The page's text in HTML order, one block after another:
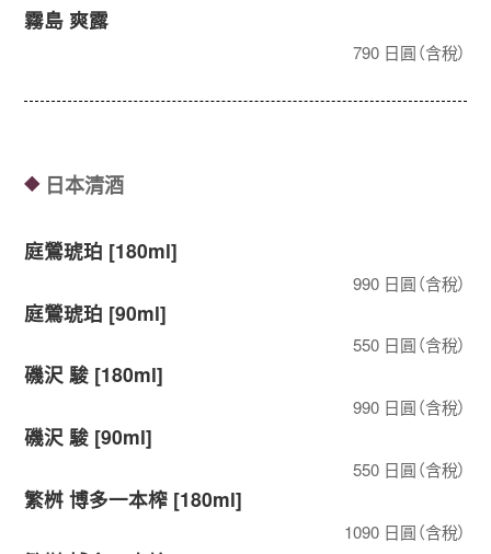
霧島 爽露
790 日圓（含稅）
◆日本清酒
庭鶯琥珀 [180ml]
990 日圓（含稅）
庭鶯琥珀 [90ml]
550 日圓（含稅）
磯沢 駿 [180ml]
990 日圓（含稅）
磯沢 駿 [90ml]
550 日圓（含稅）
繁桝 博多一本榨 [180ml]
1090 日圓（含稅）